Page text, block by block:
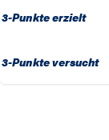
3-Punkte erzielt
3-Punkte versucht